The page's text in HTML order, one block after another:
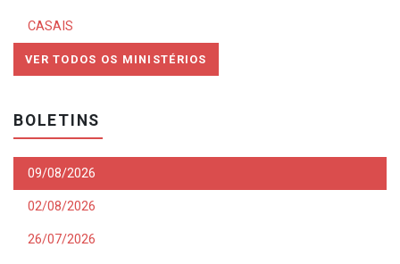
CASAIS
VER TODOS OS MINISTÉRIOS
BOLETINS
09/08/2026
02/08/2026
26/07/2026